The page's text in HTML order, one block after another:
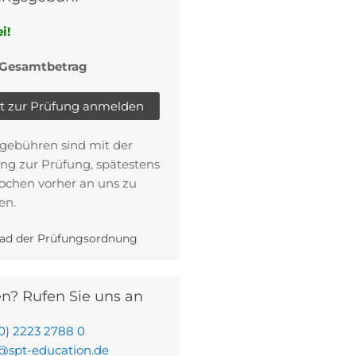
zur Prüfung anmelden
sind mit der
zur Prüfung, spätestens
vorher an uns zu
der Prüfungsordnung
Rufen Sie uns an
2223 2788 0
education.de